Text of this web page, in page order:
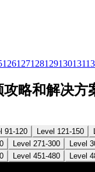
126127128129130131
攻略和解决方
91-120 Level 121-150
Level 271-300
Level
Level 451-480 Level